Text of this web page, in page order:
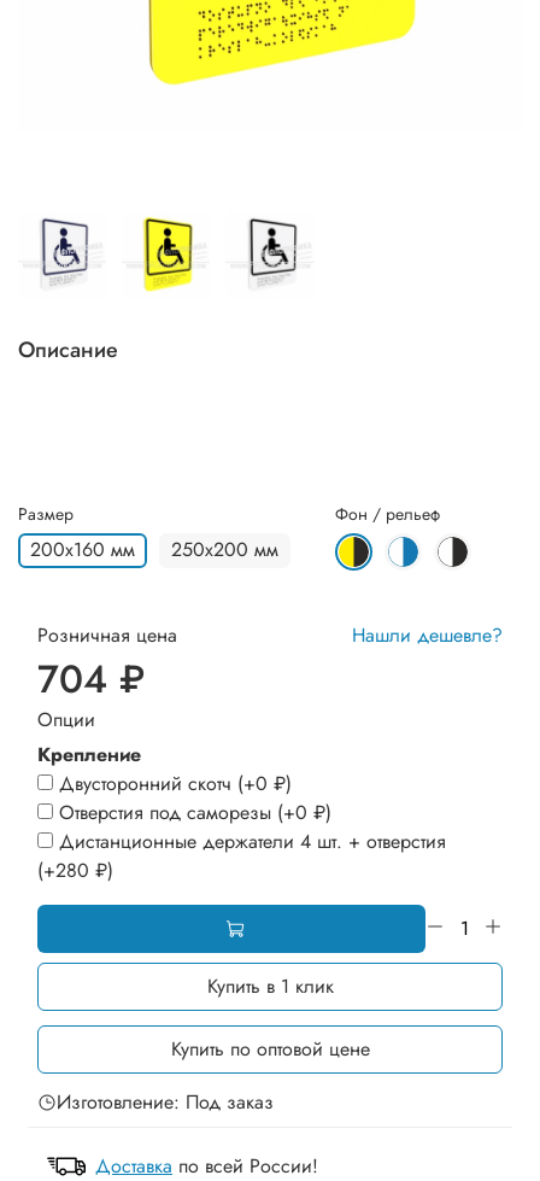
Размер
200х160 мм 250х200 мм
Фон / рельеф
Описание
Розничная цена Нашли дешевле?
704 ₽
Опции
Крепление
Двусторонний скотч (+0 ₽)
Отверстия под саморезы (+0 ₽)
Дистанционные держатели 4 шт. + отверстия
(+280 ₽)
Купить в 1 клик
Купить по оптовой цене
Изготовление: Под заказ
Доставка по всей России!